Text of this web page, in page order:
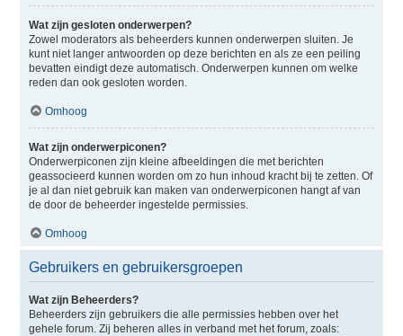
Wat zijn gesloten onderwerpen?
Zowel moderators als beheerders kunnen onderwerpen sluiten. Je
kunt niet langer antwoorden op deze berichten en als ze een peiling
bevatten eindigt deze automatisch. Onderwerpen kunnen om welke
reden dan ook gesloten worden.
Omhoog
Wat zijn onderwerpiconen?
Onderwerpiconen zijn kleine afbeeldingen die met berichten
geassocieerd kunnen worden om zo hun inhoud kracht bij te zetten. Of
je al dan niet gebruik kan maken van onderwerpiconen hangt af van
de door de beheerder ingestelde permissies.
Omhoog
Gebruikers en gebruikersgroepen
Wat zijn Beheerders?
Beheerders zijn gebruikers die alle permissies hebben over het
gehele forum. Zij beheren alles in verband met het forum, zoals: